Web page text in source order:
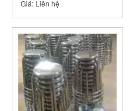
Giá: Liên hệ